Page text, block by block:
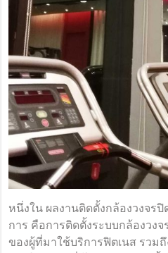
หนึ่งใน ผลงานติดตั้งกล้องวงจร
การ คือการติดตั้งระบบกล้องวง
ของผู้ที่มาใช้บริการฟิตเนส รวม